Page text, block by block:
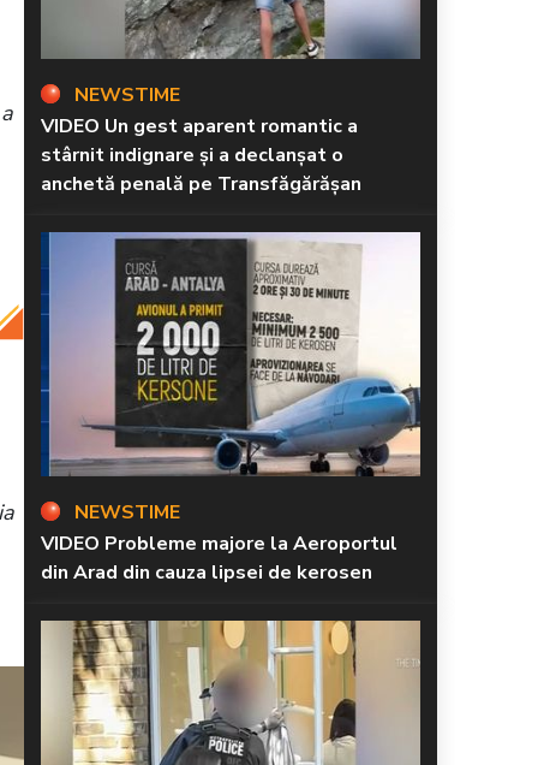
NEWSTIME
VIDEO Un gest aparent romantic a
stârnit indignare și a declanșat o
anchetă penală pe Transfăgărășan
NEWSTIME
VIDEO Probleme majore la Aeroportul
din Arad din cauza lipsei de kerosen